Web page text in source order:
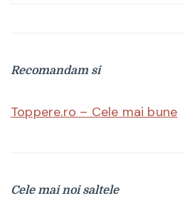
Recomandam si
Toppere.ro – Cele mai bune
Cele mai noi saltele